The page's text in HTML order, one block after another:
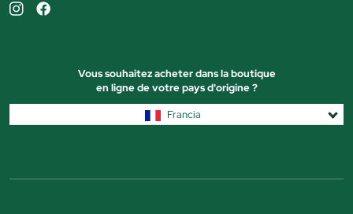
Vous souhaitez acheter dans la boutique
en ligne de votre pays d'origine ?
Francia